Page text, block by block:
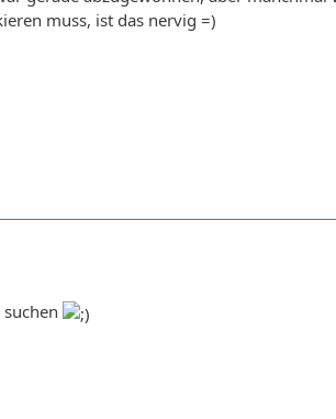
muss, ist das nervig =)